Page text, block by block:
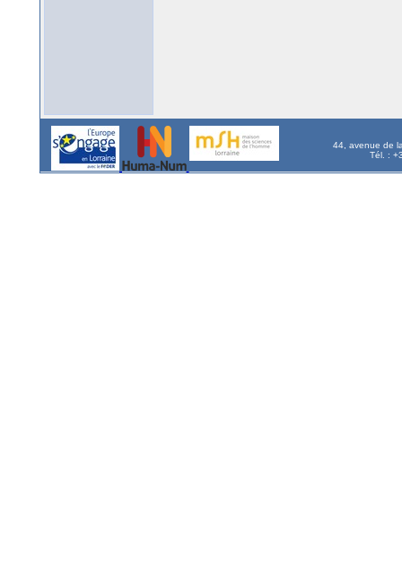
44, avenue de
Tél. :